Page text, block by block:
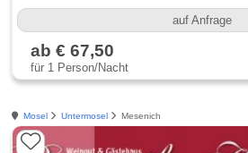
auf Anfrage
ab € 67,50
für 1 Person/Nacht
Mosel Untermosel Mesenich